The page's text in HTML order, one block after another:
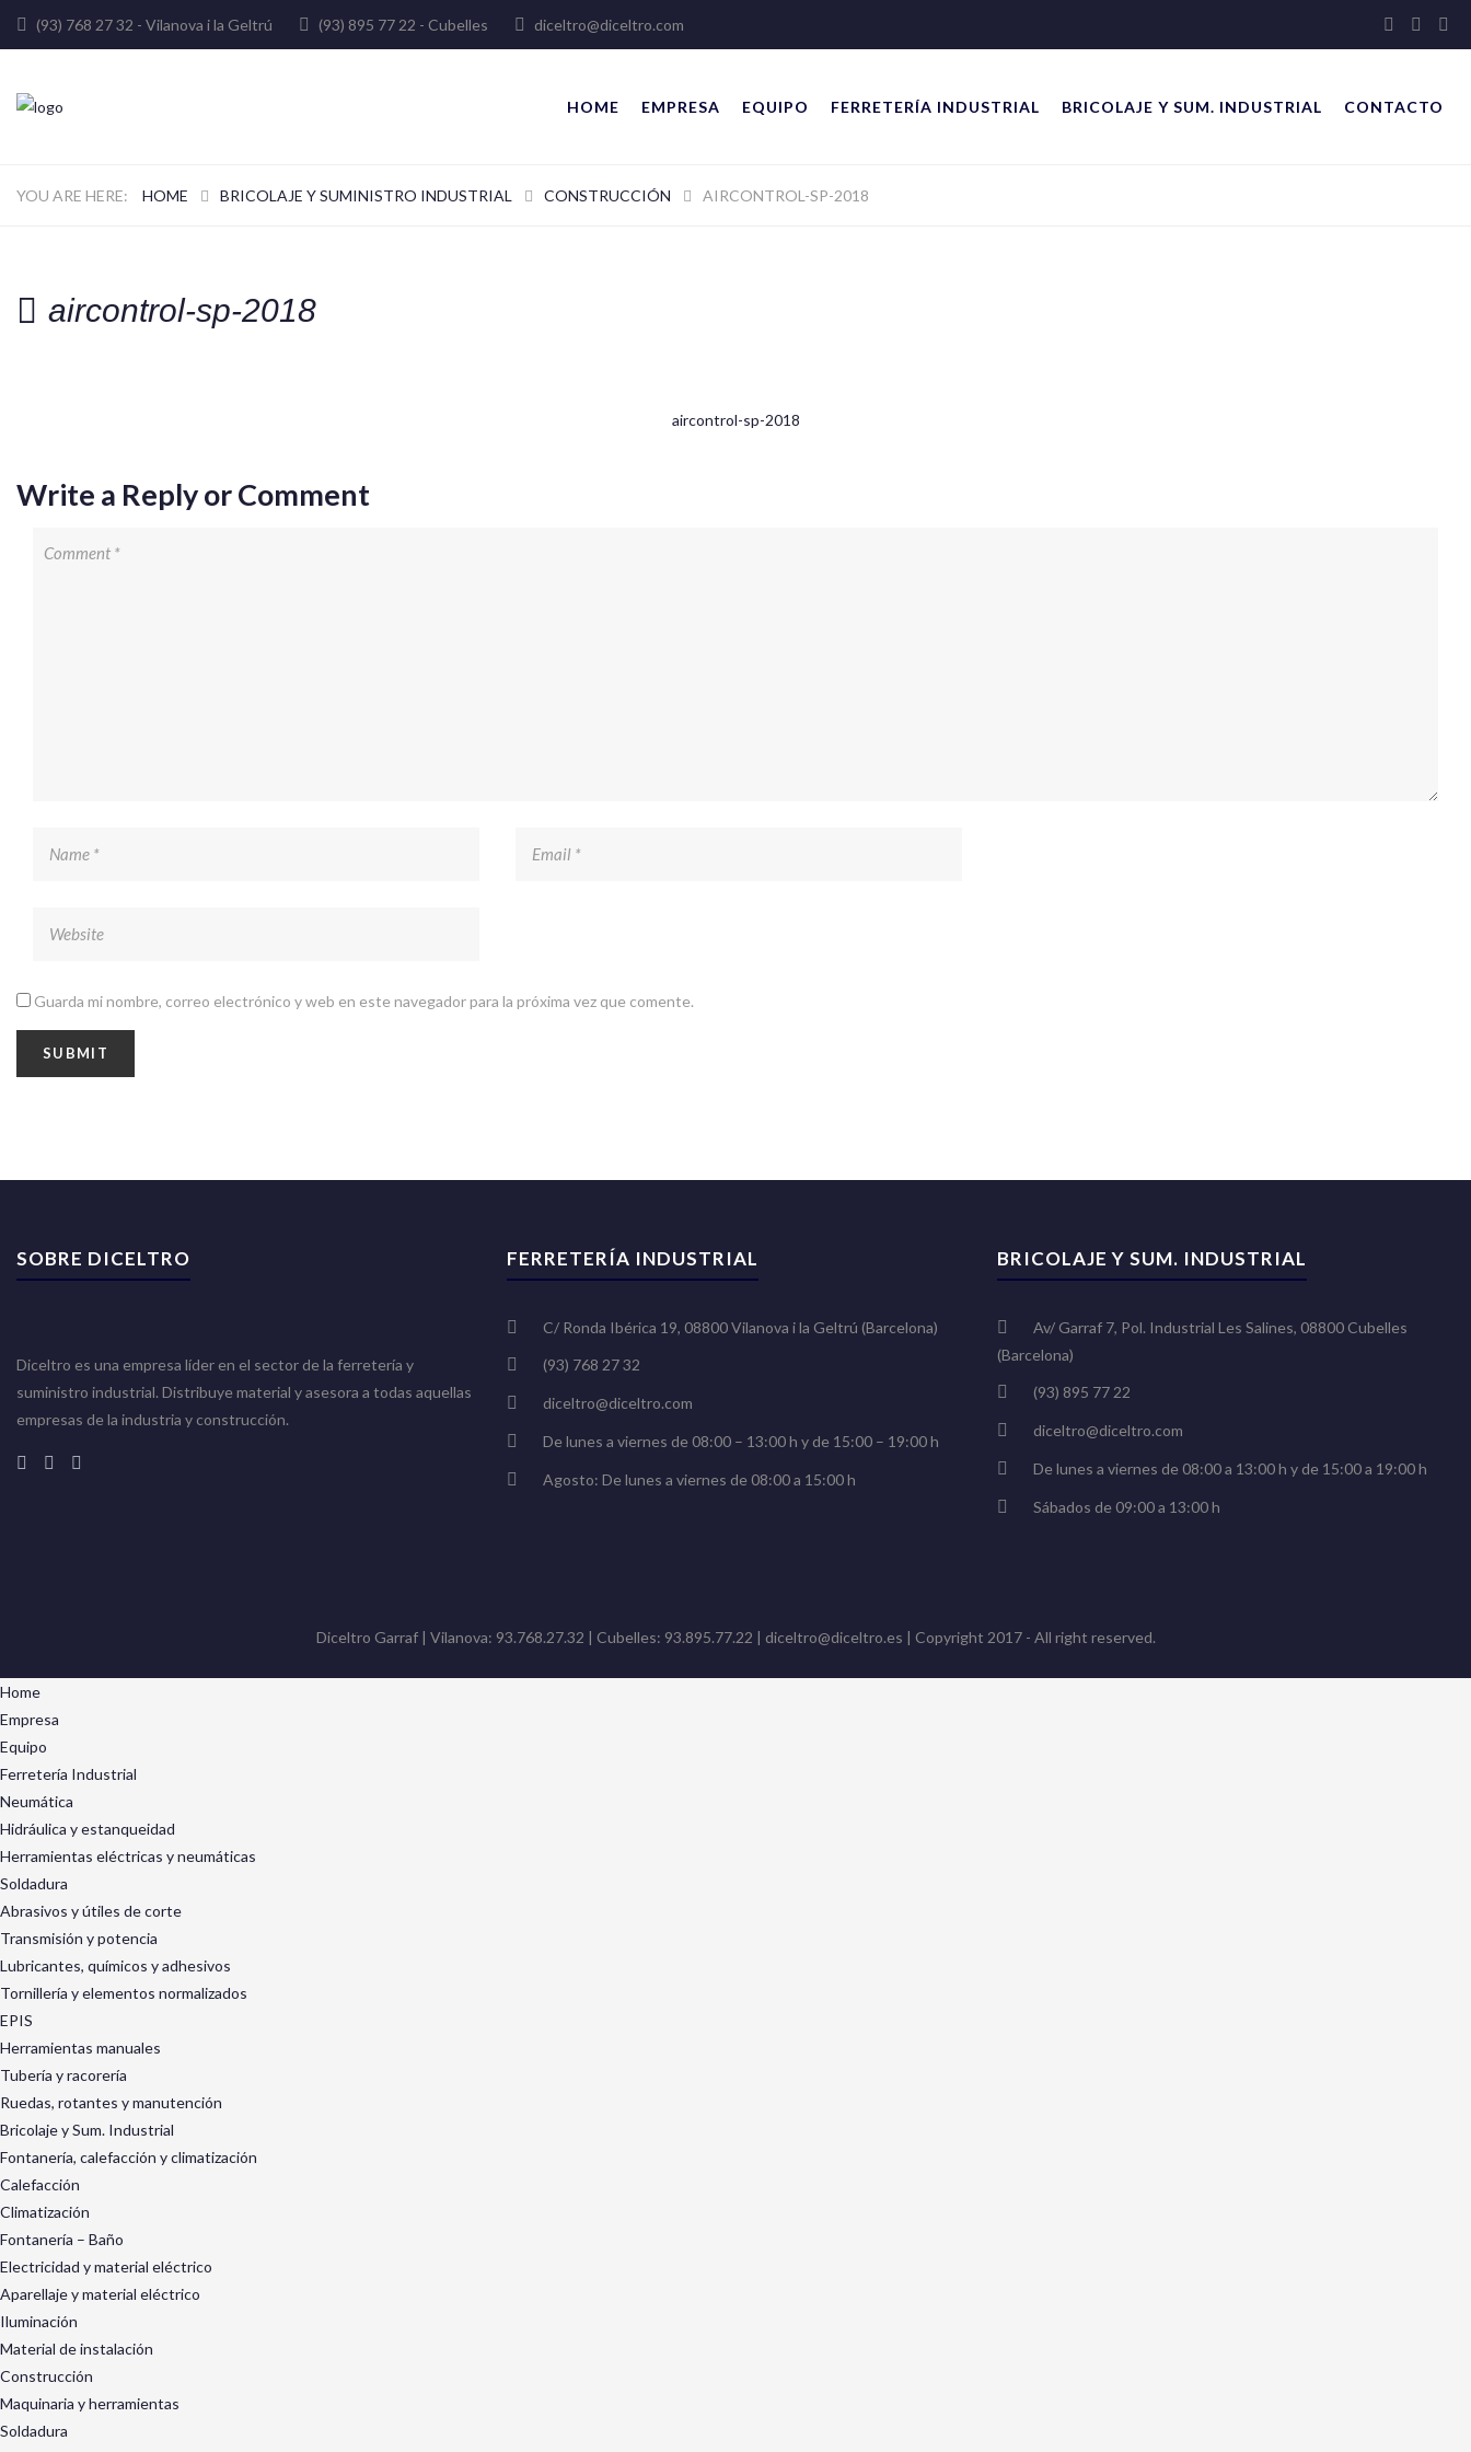
(93) 768 27 32 - Vilanova i la Geltrú (93) 895 77 22 - Cubelles diceltro@diceltro.com
HOME EMPRESA EQUIPO FERRETERÍA INDUSTRIAL BRICOLAJE Y SUM. INDUSTRIAL CONTACTO
HOME BRICOLAJE Y SUMINISTRO INDUSTRIAL CONSTRUCCIÓN AIRCONTROL-SP-2018
aircontrol-sp-2018
aircontrol-sp-2018
Write a Reply or Comment
Guarda mi nombre, correo electrónico y web en este navegador para la próxima vez que comente.
SOBRE DICELTRO
Diceltro es una empresa líder en el sector de la ferretería y
suministro industrial. Distribuye material y asesora a todas aquellas
empresas de la industria y construcción.
FERRETERÍA INDUSTRIAL
C/ Ronda Ibérica 19, 08800 Vilanova i la Geltrú (Barcelona)
(93) 768 27 32
diceltro@diceltro.com
De lunes a viernes de 08:00 – 13:00 h y de 15:00 – 19:00 h
Agosto: De lunes a viernes de 08:00 a 15:00 h
BRICOLAJE Y SUM. INDUSTRIAL
Av/ Garraf 7, Pol. Industrial Les Salines, 08800 Cubelles
(Barcelona)
(93) 895 77 22
diceltro@diceltro.com
De lunes a viernes de 08:00 a 13:00 h y de 15:00 a 19:00 h
Sábados de 09:00 a 13:00 h
Diceltro Garraf | Vilanova: 93.768.27.32 | Cubelles: 93.895.77.22 | diceltro@diceltro.es | Copyright 2017 - All right reserved.
Home
Empresa
Equipo
Ferretería Industrial
Neumática
Hidráulica y estanqueidad
Herramientas eléctricas y neumáticas
Soldadura
Abrasivos y útiles de corte
Transmisión y potencia
Lubricantes, químicos y adhesivos
Tornillería y elementos normalizados
EPIS
Herramientas manuales
Tubería y racorería
Ruedas, rotantes y manutención
Bricolaje y Sum. Industrial
Fontanería, calefacción y climatización
Calefacción
Climatización
Fontanería – Baño
Electricidad y material eléctrico
Aparellaje y material eléctrico
Iluminación
Material de instalación
Construcción
Maquinaria y herramientas
Soldadura